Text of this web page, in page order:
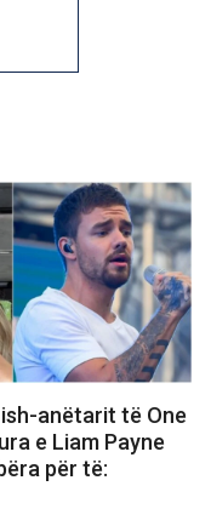
anëtarit të One
e Liam Payne
për të: